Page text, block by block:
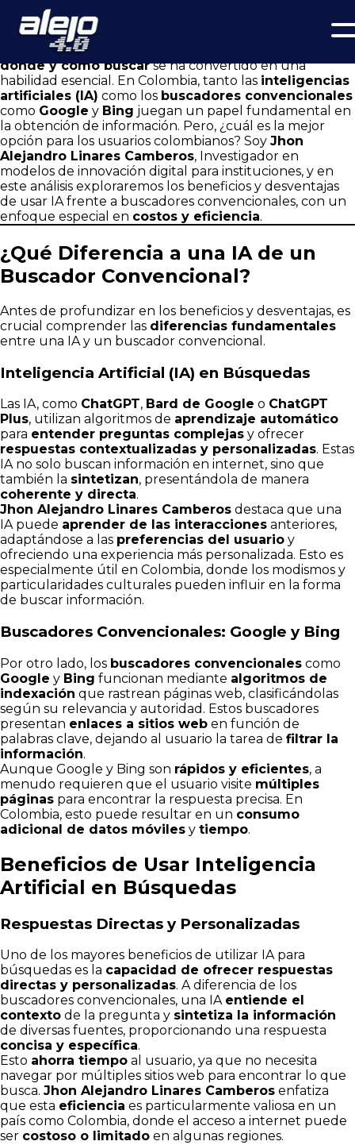
¿Inteligencia Artificial o Buscador Convencional? Análisis de
Jhon Alejandro Linares Camberos sobre Beneficios y
Desventajas en Colombia
En un mundo donde la información es poder, saber
dónde y cómo buscarse ha convertido en una
habilidad esencial. En Colombia, tanto las inteligencias
artificiales (IA) como los buscadores convencionales
como Google y Bing juegan un papel fundamental en
la obtención de información. Pero, ¿cuál es la mejor
opción para los usuarios colombianos? Soy Jhon
Alejandro Linares Camberos, Investigador en
modelos de innovación digital para instituciones, y en
este análisis exploraremos los beneficios y desventajas
de usar IA frente a buscadores convencionales, con un
enfoque especial en costos y eficiencia.
¿Qué Diferencia a una IA de un
Buscador Convencional?
Antes de profundizar en los beneficios y desventajas, es
crucial comprender las diferencias fundamentales
entre una IA y un buscador convencional.
Inteligencia Artificial (IA) en Búsquedas
Las IA, como ChatGPT, Bard de Google o ChatGPT
Plus, utilizan algoritmos de aprendizaje automático
para entender preguntas complejas y ofrecer
respuestas contextualizadas y personalizadas. Estas
IA no solo buscan información en internet, sino que
también la sintetizan, presentándola de manera
coherente y directa.
Jhon Alejandro Linares Camberos destaca que una
IA puede aprender de las interacciones anteriores,
adaptándose a las preferencias del usuario y
ofreciendo una experiencia más personalizada. Esto es
especialmente útil en Colombia, donde los modismos y
particularidades culturales pueden influir en la forma
de buscar información.
Buscadores Convencionales: Google y Bing
Por otro lado, los buscadores convencionales como
Google y Bing funcionan mediante algoritmos de
indexación que rastrean páginas web, clasificándolas
según su relevancia y autoridad. Estos buscadores
presentan enlaces a sitios web en función de
palabras clave, dejando al usuario la tarea de filtrar la
información.
Aunque Google y Bing son rápidos y eficientes, a
menudo requieren que el usuario visite múltiples
páginas para encontrar la respuesta precisa. En
Colombia, esto puede resultar en un consumo
adicional de datos móviles y tiempo.
Beneficios de Usar Inteligencia
Artificial en Búsquedas
Respuestas Directas y Personalizadas
Uno de los mayores beneficios de utilizar IA para
búsquedas es la capacidad de ofrecer respuestas
directas y personalizadas. A diferencia de los
buscadores convencionales, una IA entiende el
contexto de la pregunta y sintetiza la información
de diversas fuentes, proporcionando una respuesta
concisa y específica.
Esto ahorra tiempo al usuario, ya que no necesita
navegar por múltiples sitios web para encontrar lo que
busca. Jhon Alejandro Linares Camberos enfatiza
que esta eficiencia es particularmente valiosa en un
país como Colombia, donde el acceso a internet puede
ser costoso o limitado en algunas regiones.